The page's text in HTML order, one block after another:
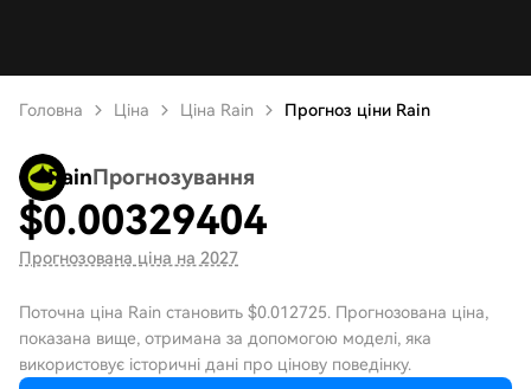
Головна Ціна Ціна Rain Прогноз ціни Rain
RainПрогнозування
$0.00329404
Прогнозована ціна на 2027
Поточна ціна Rain становить $0.012725. Прогнозована ціна,
показана вище, отримана за допомогою моделі, яка
використовує історичні дані про цінову поведінку.